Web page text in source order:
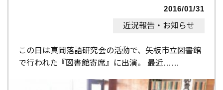
2016/01/31
近況報告・お知らせ
この日は真岡落語研究会の活動で、矢板市立図書館
で行われた『図書館寄席』に出演。 最近…